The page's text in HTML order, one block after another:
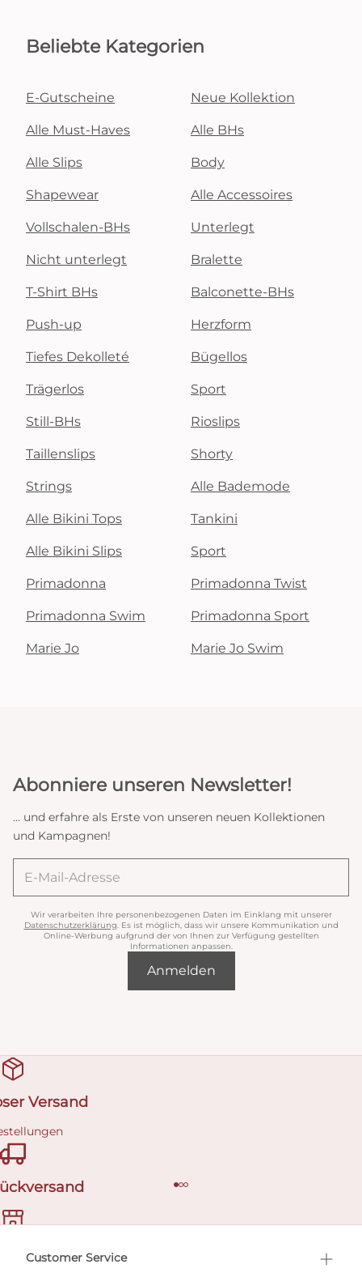
Beliebte Kategorien
E-Gutscheine Neue Kollektion
Alle Must-Haves Alle BHs
Alle Slips Body
Shapewear Alle Accessoires
Vollschalen-BHs Unterlegt
Nicht unterlegt Bralette
T-Shirt BHs Balconette-BHs
Push-up Herzform
Tiefes Dekolleté Bügellos
Trägerlos Sport
Still-BHs Rioslips
Taillenslips Shorty
Strings Alle Bademode
Alle Bikini Tops Tankini
Alle Bikini Slips Sport
Primadonna Primadonna Twist
Primadonna Swim Primadonna Sport
Marie Jo Marie Jo Swim
Abonniere unseren Newsletter!
... und erfahre als Erste von unseren neuen Kollektionen
und Kampagnen!
Wir verarbeiten Ihre personenbezogenen Daten im Einklang mit unserer
Datenschutzerklärung . Es ist möglich, dass wir unsere Kommunikation und
Online-Werbung aufgrund der von Ihnen zur Verfügung gestellten
Informationen anpassen.
Anmelden
Versand
buchen
Customer Service